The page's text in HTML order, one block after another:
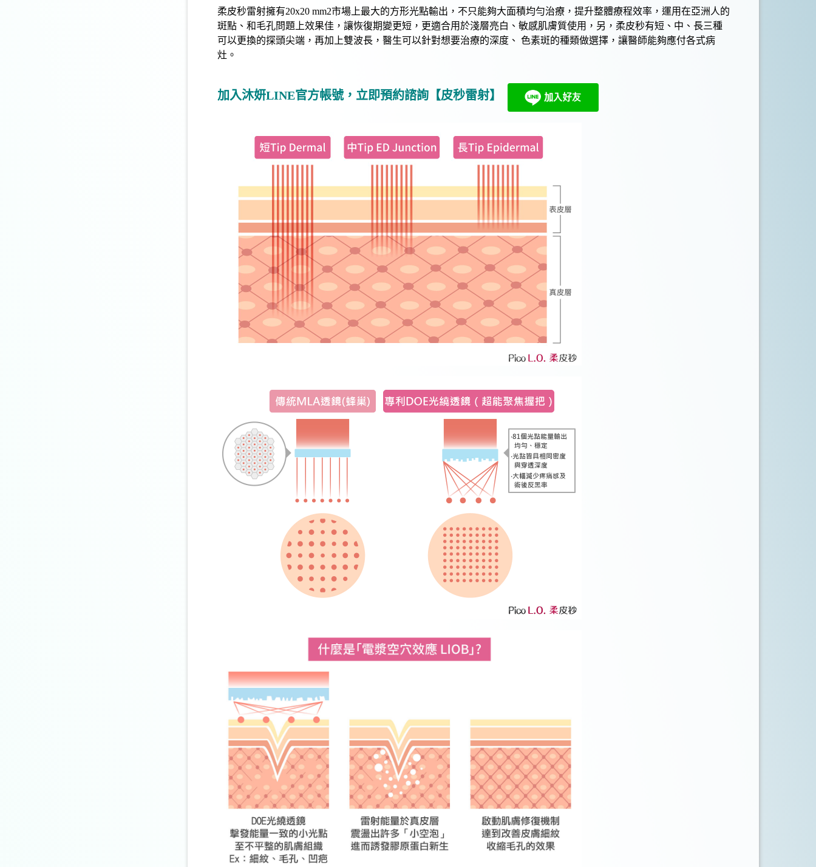
柔皮秒雷射擁有20x20 mm2市場上最大的方形光點輸出，不只能夠大面積均勻治療，提升整體療程效率，運用在亞洲人的
斑點、和毛孔問題上效果佳，讓恢復期變更短，更適合用於淺層亮白、敏感肌膚質使用，另，柔皮秒有短、中、長三種
可以更換的探頭尖端，再加上雙波長，醫生可以針對想要治療的深度、 色素斑的種類做選擇，讓醫師能夠應付各式病
灶。
加入沐妍LINE官方帳號，立即預約諮詢【皮秒雷射】